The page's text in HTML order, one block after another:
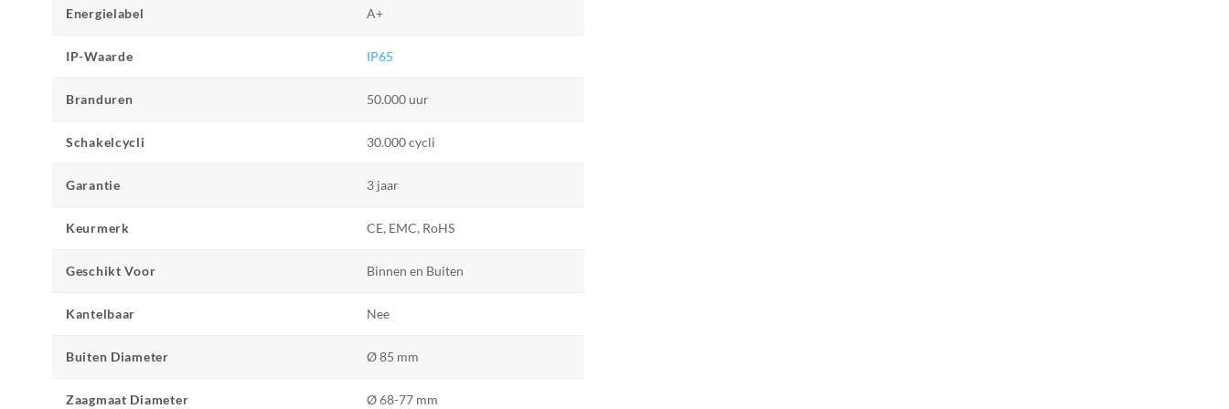
Energielabel A+
IP-Waarde IP65
Branduren 50.000 uur
Schakelcycli 30.000 cycli
Garantie 3 jaar
Keurmerk CE, EMC, RoHS
Geschikt Voor Binnen en Buiten
Kantelbaar Nee
Buiten Diameter Ø 85 mm
Zaagmaat Diameter Ø 68-77 mm